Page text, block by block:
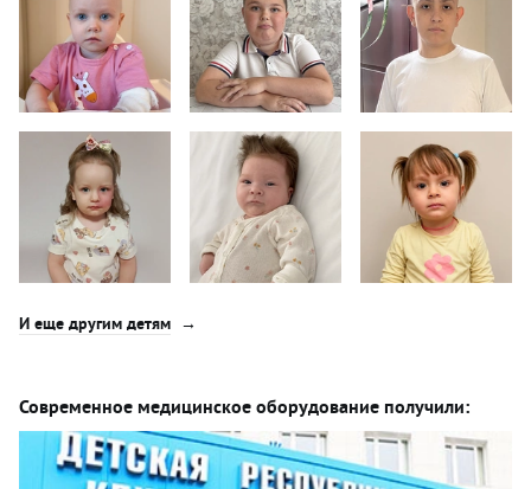
И еще другим детям
Современное медицинское оборудование получили: